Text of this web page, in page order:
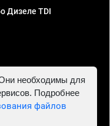
Дизеле TDI
781302555843,
необходимы для
Подробнее
файлов